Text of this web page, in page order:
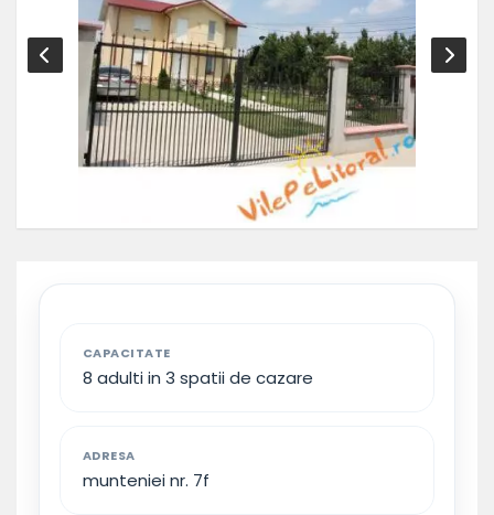
CAPACITATE
8 adulti in 3 spatii de cazare
ADRESA
munteniei nr. 7f